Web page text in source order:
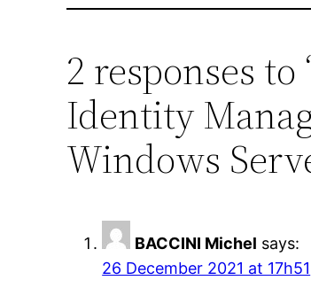
2 responses
Identity
Windows
BACCINI Michel says:
26 December 2021 at 17h51